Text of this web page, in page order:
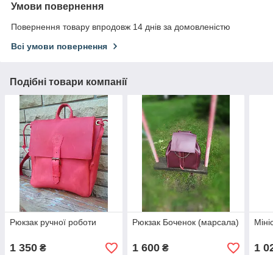
Умови повернення
Повернення товару впродовж 14 днів за домовленістю
Всі умови повернення
Подібні товари компанії
Рюкзак ручної роботи
1 350 ₴
Рюкзак Боченок (марсала)
1 600₴ 1